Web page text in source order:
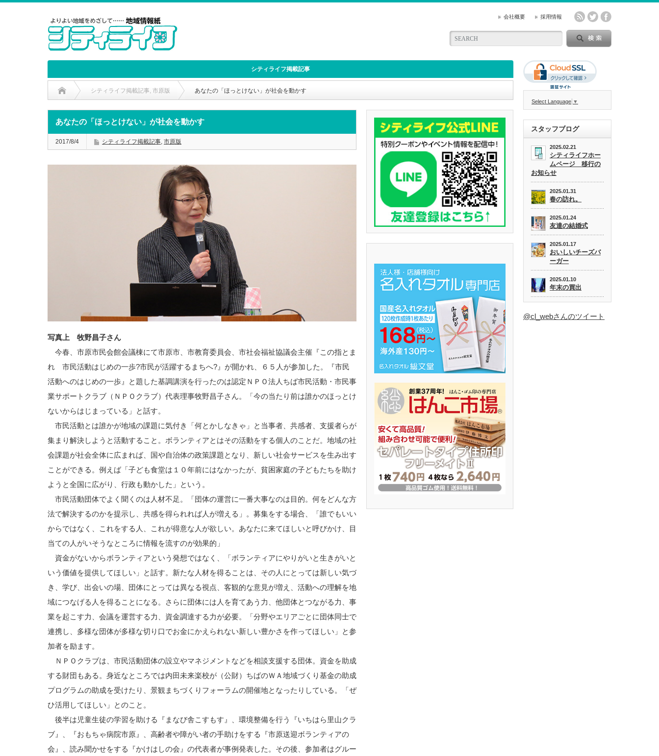
会社概要 採用情報
シティライフ掲載記事
シティライフ掲載記事, 市原版 あなたの「ほっとけない」が社会を動かす
あなたの「ほっとけない」が社会を動かす
2017/8/4 シティライフ掲載記事, 市原版
写真上 牧野昌子さん
今春、市原市民会館会議棟にて市原市、市教育委員会、市社会福祉協議会主催『この指とま
れ 市民活動はじめの一歩?市民が活躍するまちへ?』が開かれ、６５人が参加した。『市民
活動へのはじめの一歩』と題した基調講演を行ったのは認定ＮＰＯ法人ちば市民活動・市民事
業サポートクラブ（ＮＰＯクラブ）代表理事牧野昌子さん。「今の当たり前は誰かのほっとけ
ないからはじまっている」と話す。
市民活動とは誰かが地域の課題に気付き「何とかしなきゃ」と当事者、共感者、支援者らが
集まり解決しようと活動すること。ボランティアとはその活動をする個人のことだ。地域の社
会課題が社会全体に広まれば、国や自治体の政策課題となり、新しい社会サービスを生み出す
ことができる。例えば「子ども食堂は１０年前にはなかったが、貧困家庭の子どもたちを助け
ようと全国に広がり、行政も動かした」という。
市民活動団体でよく聞くのは人材不足。「団体の運営に一番大事なのは目的。何をどんな方
法で解決するのかを提示し、共感を得られれば人が増える」。募集をする場合、「誰でもいい
からではなく、これをする人、これが得意な人が欲しい。あなたに来てほしいと呼びかけ、目
当ての人がいそうなところに情報を流すのが効果的」
資金がないからボランティアという発想ではなく、「ボランティアにやりがいと生きがいと
いう価値を提供してほしい」と話す。新たな人材を得ることは、その人にとっては新しい気づ
き、学び、出会いの場、団体にとっては異なる視点、客観的な意見が増え、活動への理解を地
域につなげる人を得ることになる。さらに団体には人を育てあう力、他団体とつながる力、事
業を起こす力、会議を運営する力、資金調達する力が必要。「分野やエリアごとに団体同士で
連携し、多様な団体が多様な切り口でお金にかえられない新しい豊かさを作ってほしい」と参
加者を励ます。
ＮＰＯクラブは、市民活動団体の設立やマネジメントなどを相談支援する団体。資金を助成
する財団もある。身近なところでは内田未来楽校が（公財）ちばのＷＡ地域づくり基金の助成
プログラムの助成を受けたり、景観まちづくりフォーラムの開催地となったりしている。「ぜ
ひ活用してほしい」とのこと。
後半は児童生徒の学習を助ける『まなび舎こすもす』、環境整備を行う『いちはら里山クラ
ブ』、『おもちゃ病院市原』、高齢者や障がい者の手助けをする『市原送迎ボランティアの
会』、読み聞かせをする『かけはしの会』の代表者が事例発表した。その後、参加者はグルー
Select Language ▼
スタッフブログ
2025.02.21
シティライフホー
ムページ 移行の
お知らせ
2025.01.31
春の訪れ。
2025.01.24
友達の結婚式
2025.01.17
おいしいチーズバ
ーガー
2025.01.10
年末の買出
@cl_webさんのツイート